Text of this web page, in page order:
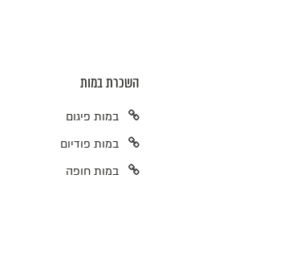
השכרת במות
במות פיגום
במות פודיום
במות חופה